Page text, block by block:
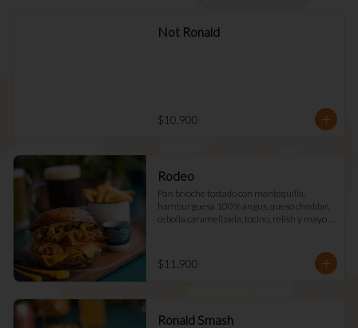
Not Ronald
$10.900
Rodeo
Pan brioche tostado con mantequilla,
hamburguesa 100% angus, queso cheddar,
cebolla caramelizada, tocino, relish y mayo
$11.900
Ronald Smash